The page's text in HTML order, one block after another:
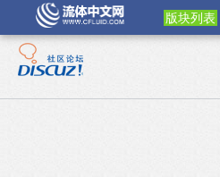
版块列表